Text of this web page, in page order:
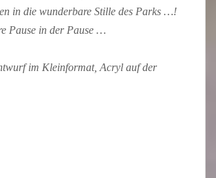
in die wunderbare Stille des Parks …!
Pause in der Pause …
im Kleinformat, Acryl auf der